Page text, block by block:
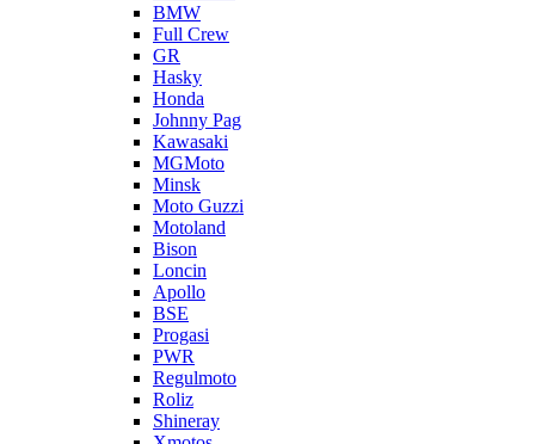
BMW
Full Crew
GR
Hasky
Honda
Johnny Pag
Kawasaki
MGMoto
Minsk
Moto Guzzi
Motoland
Bison
Loncin
Apollo
BSE
Progasi
PWR
Regulmoto
Roliz
Shineray